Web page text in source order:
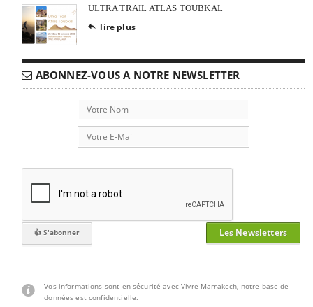
ULTRA TRAIL ATLAS TOUBKAL
 lire plus
ABONNEZ-VOUS A NOTRE NEWSLETTER
Les Newsletters
Vos informations sont en sécurité avec Vivre Marrakech, notre base de
données est confidentielle.